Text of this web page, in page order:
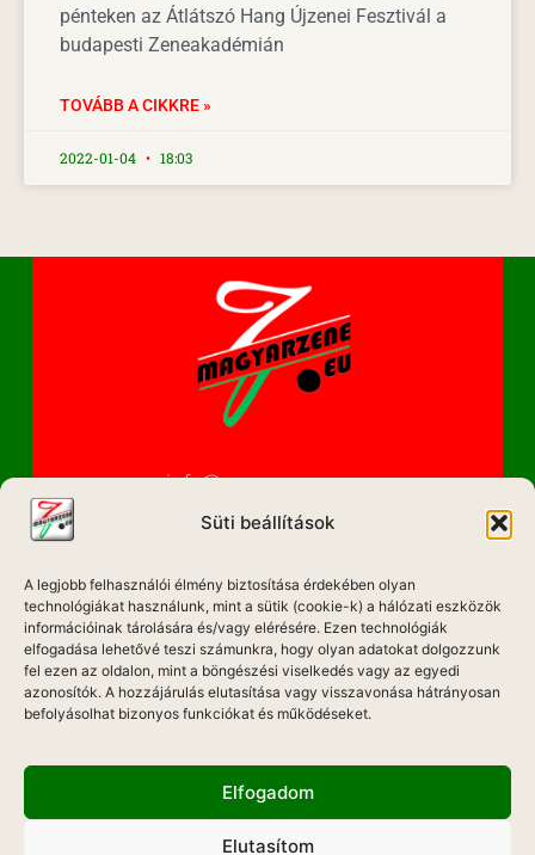
Süti beállítások
A legjobb felhasználói élmény biztosítása érdekében olyan
technológiákat használunk, mint a sütik (cookie-k) a hálózati eszközök
információinak tárolására és/vagy elérésére. Ezen technológiák
elfogadása lehetővé teszi számunkra, hogy olyan adatokat dolgozzunk
fel ezen az oldalon, mint a böngészési viselkedés vagy az egyedi
azonosítók. A hozzájárulás elutasítása vagy visszavonása hátrányosan
befolyásolhat bizonyos funkciókat és működéseket.
Elfogadom
Elutasítom
pénteken az Átlátszó Hang Újzenei Fesztivál a
budapesti Zeneakadémián
TOVÁBB A CIKKRE »
2022-01-04 18:03
info@magyarzene.eu
IMPRESSZUM
ETIKAI KÓDEX
MÉDIA AJÁNLAT
ADATKEZELÉSI NYILATKOZAT